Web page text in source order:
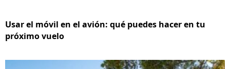
Usar el móvil en el avión: qué puedes hacer en tu
próximo vuelo